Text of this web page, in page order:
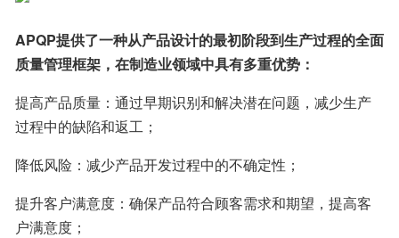
APQP提供了一种从产品设计的最初阶段到生产过程的全面
质量管理框架，在制造业领域中具有多重优势：
提高产品质量：通过早期识别和解决潜在问题，减少生产
过程中的缺陷和返工；
降低风险：减少产品开发过程中的不确定性；
提升客户满意度：确保产品符合顾客需求和期望，提高客
户满意度；